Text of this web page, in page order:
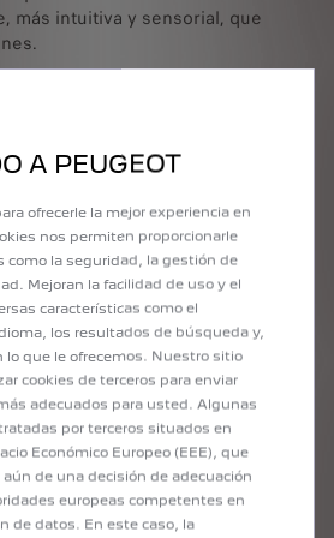
más intuitiva y sensorial, que
agilidad y precisión a cada
y antideslizante, con ajuste
confort en los viajes más
león, diseñado para
a bordo y garantizar
comprende una
de 10” situada a la
acceder a toda la
sin distraer la atención
de infoentretenimiento
alta definición, ofrece opción
con Apple CarPlay y
de conexión Bluetooth y
A PEUGEOT
ofrecerle la mejor experiencia en
nos permiten proporcionarle
como la seguridad, la gestión de
Mejoran la facilidad de uso y el
características como el
los resultados de búsqueda y,
lo que le ofrecemos. Nuestro sitio
cookies de terceros para enviar
adecuados para usted. Algunas
por terceros situados en
Económico Europeo (EEE), que
de una decisión de adecuación
europeas competentes en
de datos. En este caso, la